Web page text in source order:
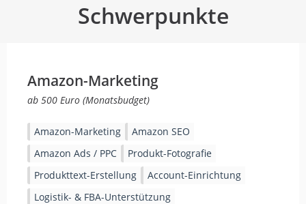
Schwerpunkte
Amazon-Marketing
ab 500 Euro (Monatsbudget)
Amazon-Marketing
Amazon SEO
Amazon Ads / PPC
Produkt-Fotografie
Produkttext-Erstellung
Account-Einrichtung
Logistik- & FBA-Unterstützung